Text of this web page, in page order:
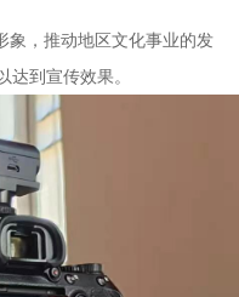
，推动地区文化事业的发
到宣传效果。